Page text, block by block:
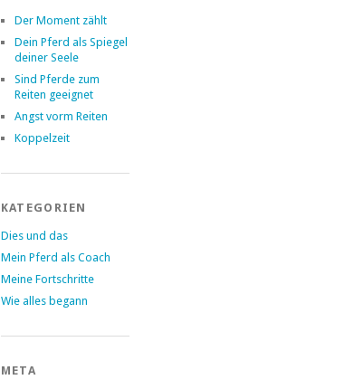
Der Moment zählt
Dein Pferd als Spiegel
deiner Seele
Sind Pferde zum
Reiten geeignet
Angst vorm Reiten
Koppelzeit
KATEGORIEN
Dies und das
Mein Pferd als Coach
Meine Fortschritte
Wie alles begann
META